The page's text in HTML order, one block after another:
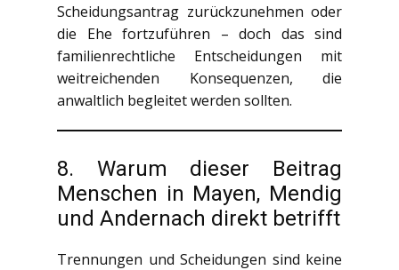
Scheidungsantrag zurückzunehmen oder
die Ehe fortzuführen – doch das sind
familienrechtliche Entscheidungen mit
weitreichenden Konsequenzen, die
anwaltlich begleitet werden sollten.
8. Warum dieser Beitrag
Menschen in Mayen, Mendig
und Andernach direkt betrifft
Trennungen und Scheidungen sind keine